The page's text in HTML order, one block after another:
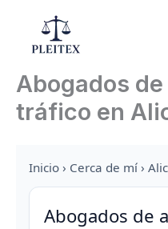
contenido
Abogados
tráfico en
Inicio › Cerca de mí ›
Abogados de